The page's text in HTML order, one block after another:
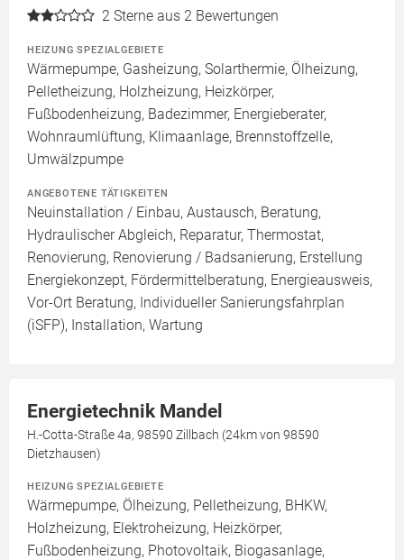
2 Sterne aus 2 Bewertungen
HEIZUNG SPEZIALGEBIETE
Wärmepumpe, Gasheizung, Solarthermie, Ölheizung,
Pelletheizung, Holzheizung, Heizkörper,
Fußbodenheizung, Badezimmer, Energieberater,
Wohnraumlüftung, Klimaanlage, Brennstoffzelle,
Umwälzpumpe
ANGEBOTENE TÄTIGKEITEN
Neuinstallation / Einbau, Austausch, Beratung,
Hydraulischer Abgleich, Reparatur, Thermostat,
Renovierung, Renovierung / Badsanierung, Erstellung
Energiekonzept, Fördermittelberatung, Energieausweis,
Vor-Ort Beratung, Individueller Sanierungsfahrplan
(iSFP), Installation, Wartung
Energietechnik Mandel
H.-Cotta-Straße 4a, 98590 Zillbach (24km von 98590
Dietzhausen)
HEIZUNG SPEZIALGEBIETE
Wärmepumpe, Ölheizung, Pelletheizung, BHKW,
Holzheizung, Elektroheizung, Heizkörper,
Fußbodenheizung, Photovoltaik, Biogasanlage,